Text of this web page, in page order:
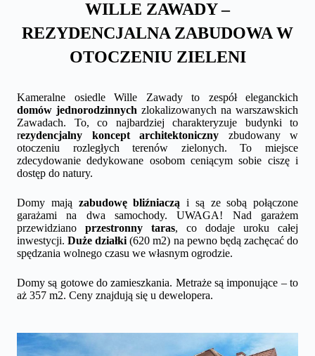
WILLE ZAWADY –
REZYDENCJALNA ZABUDOWA W
OTOCZENIU ZIELENI
Kameralne osiedle Wille Zawady to zespół eleganckich
domów jednorodzinnych zlokalizowanych na warszawskich
Zawadach. To, co najbardziej charakteryzuje budynki to
rezydencjalny koncept architektoniczny zbudowany w
otoczeniu rozległych terenów zielonych. To miejsce
zdecydowanie dedykowane osobom ceniącym sobie ciszę i
dostęp do natury.
Domy mają zabudowę bliźniaczą i są ze sobą połączone
garażami na dwa samochody. UWAGA! Nad garażem
przewidziano przestronny taras, co dodaje uroku całej
inwestycji.Duże działki (620 m2) na pewno będą zachęcać do
spędzania wolnego czasu we własnym ogrodzie.
Domy są gotowe do zamieszkania. Metraże są imponujące – to
aż 357 m2. Ceny znajdują się u dewelopera.